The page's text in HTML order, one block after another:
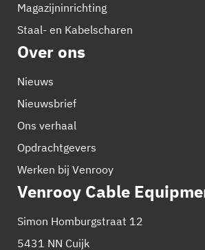
Magazijninrichting
Staal- en Kabelscharen
Over ons
Nieuws
Nieuwsbrief
Ons verhaal
Opdrachtgevers
Werken bij Venrooy
Venrooy Cable
Simon Homburgstraat 12
5431 NN Cuijk